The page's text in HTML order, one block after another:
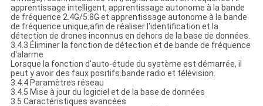
apprentissage intelligent, apprentissage autonome à la bande
de fréquence 2.4G/5.8G et apprentissage autonome à la bande
de fréquence unique,afin de réaliser l'identification et la
détection de drones inconnus en dehors de la base de données.
3.4.3 Éliminer la fonction de détection et de bande de fréquence
d'alarme
Lorsque la fonction d'auto-étude du système est démarrée, il
peut y avoir des faux positifs.bande radio et télévision.
3.4.4 Paramètres réseau
3.4.5 Mise à jour du logiciel et de la base de données
3.5 Caractéristiques avancées